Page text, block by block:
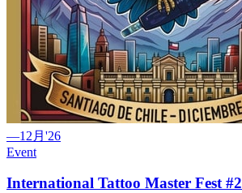
—12月 '26
Event
International Tattoo Master Fest #2